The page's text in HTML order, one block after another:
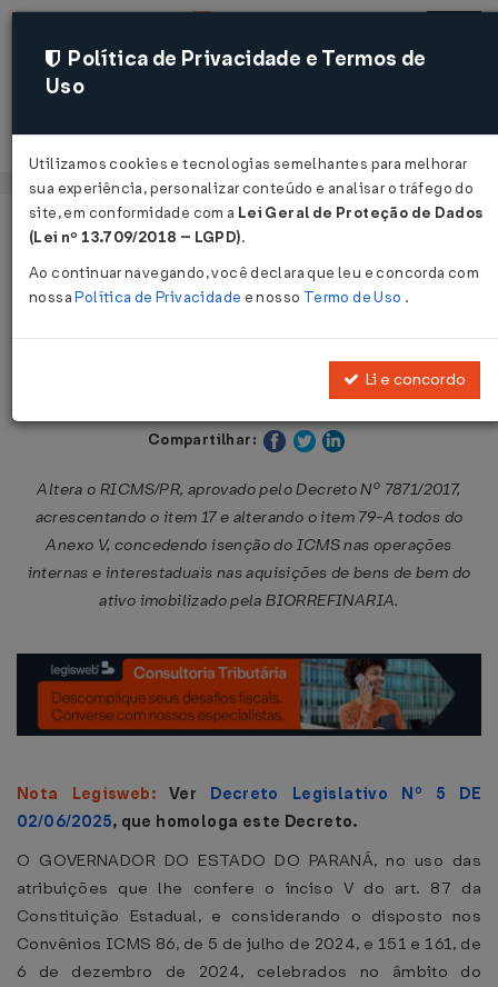
Acessar
Página Inicial Legislações
Decreto Nº 9817 DE 05/05/2025
Publicado no DOE - PR em 5 mai 2025
Compartilhar:
Altera o RICMS/PR, aprovado pelo Decreto Nº 7871/2017,
acrescentando o item 17 e alterando o item 79-A todos do
Anexo V, concedendo isenção do ICMS nas operações
internas e interestaduais nas aquisições de bens de bem do
ativo imobilizado pela BIORREFINARIA.
Nota Legisweb:Ver Decreto Legislativo Nº 5 DE
02/06/2025, que homologa este Decreto.
O GOVERNADOR DO ESTADO DO PARANÁ, no uso das
atribuições que lhe confere o inciso V do art. 87 da
Constituição Estadual, e considerando o disposto nos
Convênios ICMS 86, de 5 de julho de 2024, e 151 e 161, de
6 de dezembro de 2024, celebrados no âmbito do
Política de Privacidade e Termos de
Uso
Utilizamos cookies e tecnologias semelhantes para melhorar
sua experiência, personalizar conteúdo e analisar o tráfego do
site, em conformidade com a Lei Geral de Proteção de Dados
(Lei nº 13.709/2018 – LGPD).
Ao continuar navegando, você declara que leu e concorda com
nossaPolítica de Privacidade e nosso Termo de Uso .
Li e concordo